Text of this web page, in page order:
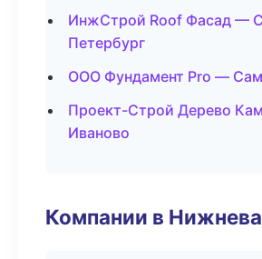
ИнжСтрой Roof Фасад —
Петербург
ООО Фундамент Pro —
Проект-Строй Дерево
Иваново
Компании в